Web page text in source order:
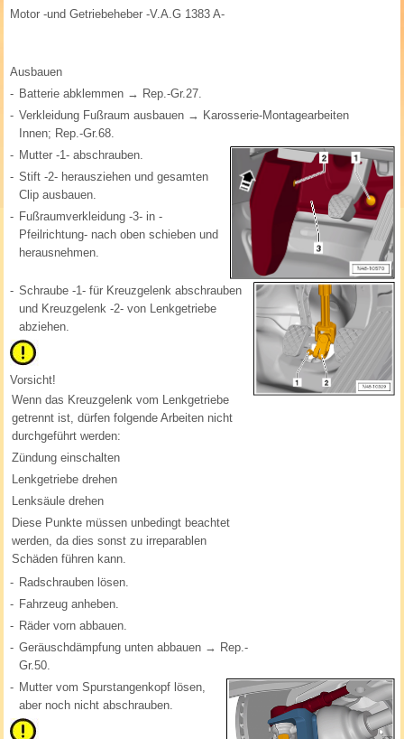
Motor -und Getriebeheber -V.A.G 1383 A-
Ausbauen
- Batterie abklemmen → Rep.-Gr.27.
- Verkleidung Fußraum ausbauen → Karosserie-Montagearbeiten
Innen; Rep.-Gr.68.
- Mutter -1- abschrauben.
- Stift -2- herausziehen und gesamten
Clip ausbauen.
- Fußraumverkleidung -3- in -
Pfeilrichtung- nach oben schieben und
herausnehmen.
- Schraube -1- für Kreuzgelenk abschrauben
und Kreuzgelenk -2- von Lenkgetriebe
abziehen.
Vorsicht!
Wenn das Kreuzgelenk vom Lenkgetriebe
getrennt ist, dürfen folgende Arbeiten nicht
durchgeführt werden:
Zündung einschalten
Lenkgetriebe drehen
Lenksäule drehen
Diese Punkte müssen unbedingt beachtet
werden, da dies sonst zu irreparablen
Schäden führen kann.
- Radschrauben lösen.
- Fahrzeug anheben.
- Räder vorn abbauen.
- Geräuschdämpfung unten abbauen → Rep.-
Gr.50.
- Mutter vom Spurstangenkopf lösen,
aber noch nicht abschrauben.